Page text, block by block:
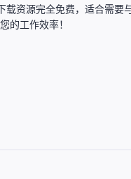
资源完全免费，适合需要
的工作效率！